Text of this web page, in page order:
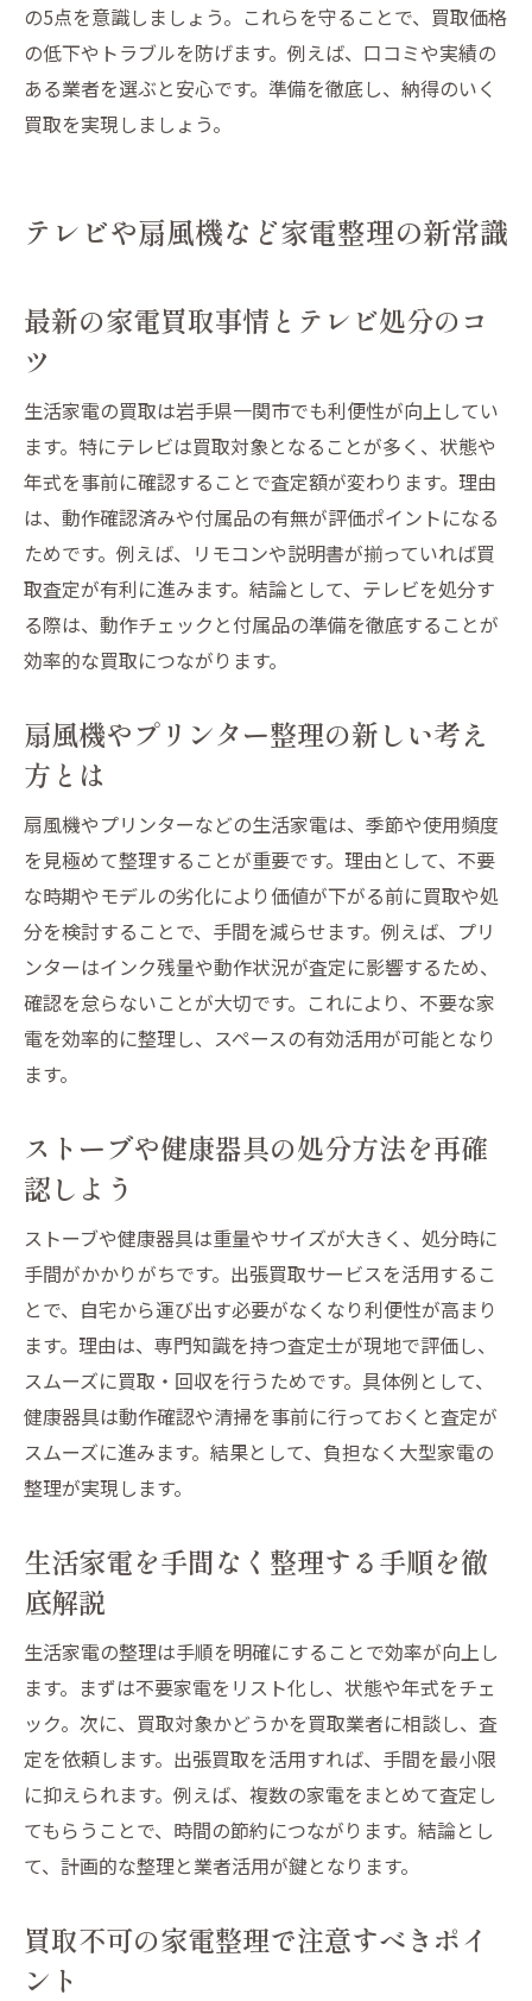
快適な暮らしへ導く家電整理のヒント
生活家電の買取と処分が快適空間を生む理
由
テレビや扇風機整理で暮らしを一新する方
ストーブや健康器具の整理がもたらす効果
プリンターなど不要家電を減らすメリット
家電整理の工夫で日々の生活をもっと快適
買取や処分の工夫で快適な生活環境を実現
の5点を意識しましょう。これらを守ることで、買取価格
の低下やトラブルを防げます。例えば、口コミや実績の
ある業者を選ぶと安心です。準備を徹底し、納得のいく
買取を実現しましょう。
テレビや扇風機など家電整理の新常識
最新の家電買取事情とテレビ処分のコ
ツ
生活家電の買取は岩手県一関市でも利便性が向上してい
ます。特にテレビは買取対象となることが多く、状態や
年式を事前に確認することで査定額が変わります。理由
は、動作確認済みや付属品の有無が評価ポイントになる
ためです。例えば、リモコンや説明書が揃っていれば買
取査定が有利に進みます。結論として、テレビを処分す
る際は、動作チェックと付属品の準備を徹底することが
効率的な買取につながります。
扇風機やプリンター整理の新しい考え
方とは
扇風機やプリンターなどの生活家電は、季節や使用頻度
を見極めて整理することが重要です。理由として、不要
な時期やモデルの劣化により価値が下がる前に買取や処
分を検討することで、手間を減らせます。例えば、プリ
ンターはインク残量や動作状況が査定に影響するため、
確認を怠らないことが大切です。これにより、不要な家
電を効率的に整理し、スペースの有効活用が可能となり
ます。
ストーブや健康器具の処分方法を再確
認しよう
ストーブや健康器具は重量やサイズが大きく、処分時に
手間がかかりがちです。出張買取サービスを活用するこ
とで、自宅から運び出す必要がなくなり利便性が高まり
ます。理由は、専門知識を持つ査定士が現地で評価し、
スムーズに買取・回収を行うためです。具体例として、
健康器具は動作確認や清掃を事前に行っておくと査定が
スムーズに進みます。結果として、負担なく大型家電の
整理が実現します。
生活家電を手間なく整理する手順を徹
底解説
生活家電の整理は手順を明確にすることで効率が向上し
ます。まずは不要家電をリスト化し、状態や年式をチェ
ック。次に、買取対象かどうかを買取業者に相談し、査
定を依頼します。出張買取を活用すれば、手間を最小限
に抑えられます。例えば、複数の家電をまとめて査定し
てもらうことで、時間の節約につながります。結論とし
て、計画的な整理と業者活用が鍵となります。
買取不可の家電整理で注意すべきポイ
ント